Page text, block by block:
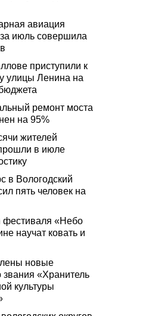
авиация
июль совершила
приступили к
улицы Ленина на
ремонт моста
на 95%
жителей
в июле
в Вологодский
пять человек на
фестиваля «Небо
научат ковать и
новые
звания «Хранитель
культуры